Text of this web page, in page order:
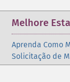
Melhore
Aprenda Como
Solicitação de